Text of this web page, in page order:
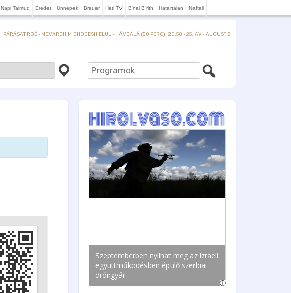
Napi Talmud Eredet Ünnepek Breuer Heti TV B'nai B'rith Határtalan Naftali
PÁRÁSÁT RÖÉ · MEVARCHIM CHODESH ELUL · HÁVDÁLÁ (50 PERC): 20:58 · 25. ÁV · AUGUST 8